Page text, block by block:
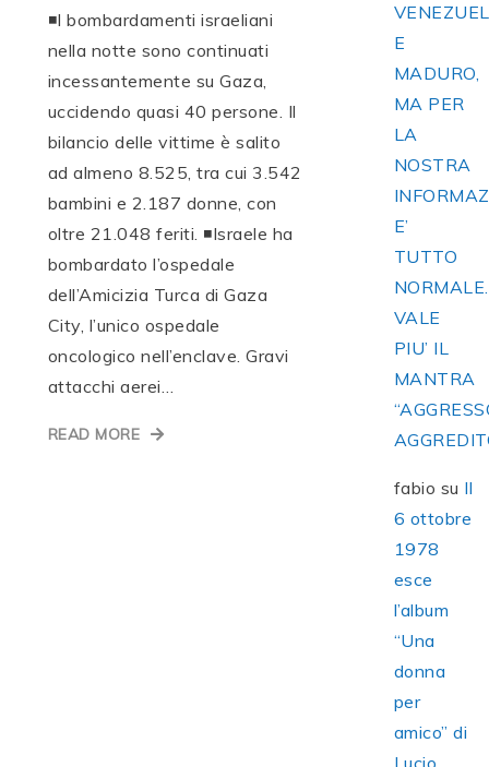
◾️I bombardamenti israeliani
nella notte sono continuati
incessantemente su Gaza,
uccidendo quasi 40 persone. Il
bilancio delle vittime è salito
ad almeno 8.525, tra cui 3.542
bambini e 2.187 donne, con
oltre 21.048 feriti. ◾️Israele ha
bombardato l’ospedale
dell’Amicizia Turca di Gaza
City, l’unico ospedale
oncologico nell’enclave. Gravi
attacchi aerei…
READ MORE
E
MADURO,
MA PER
LA
NOSTRA
E’
TUTTO
VALE
PIU’ IL
MANTRA
fabio su Il
6 ottobre
1978
esce
l’album
“Una
donna
per
amico” di
Lucio